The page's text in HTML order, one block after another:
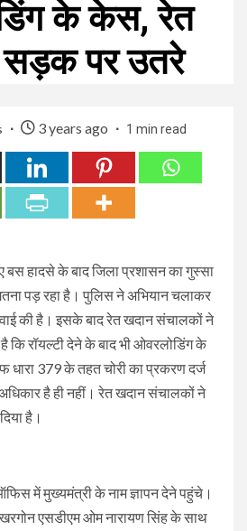
के केस, रेत
सड़क पर उतरे
3 years ago 1 min read
हादसे के बाद जिला प्रशासन का गुस्सा
पड़ रहा है। पुलिस ने अभियान चलाकर
की है। इसके बाद रेत खदान संचालकों ने
कि रॉयल्टी देने के बाद भी ओवरलोडिंग के
धारा 379 के तहत चोरी का प्रकरण दर्ज
है ही नहीं। रेत खदान संचालकों ने
है।
में मुख्यमंत्री के नाम ज्ञापन देने पहुंचे।
एसडीएम ओम नारायण सिंह के साथ